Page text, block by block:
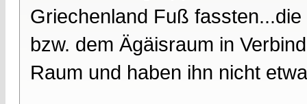
Griechenland Fuß
bzw. dem Ägäisraum in
Raum und haben ihn nicht